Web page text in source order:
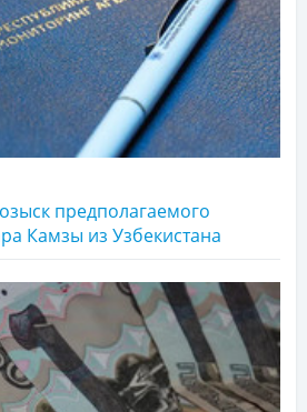
предполагаемого
Камзы из Узбекистана